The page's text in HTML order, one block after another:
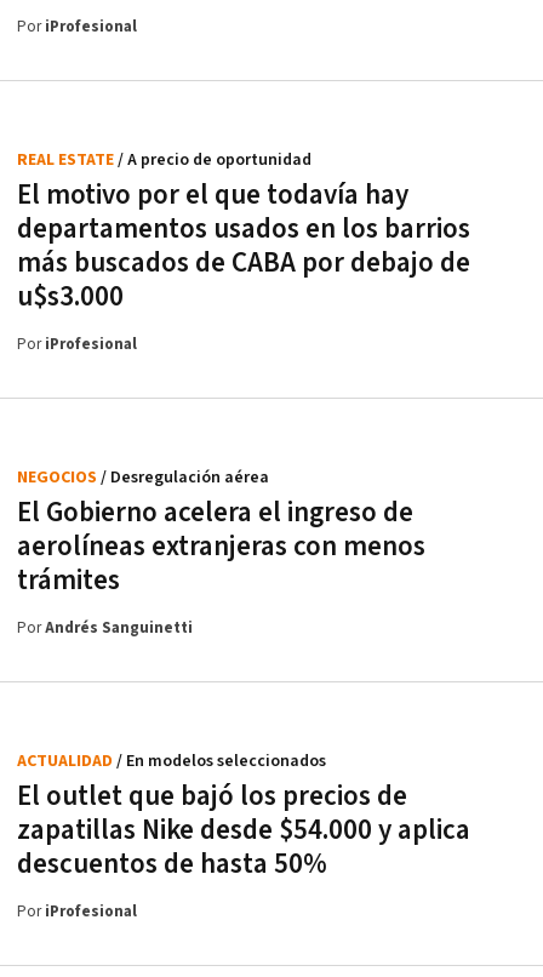
PoriProfesional
El motivo por el que todavía hay
departamentos usados en los barrios
más buscados de CABA por debajo de
u$s3.000
REAL ESTATE/ A precio de oportunidad
PoriProfesional
El Gobierno acelera el ingreso de
aerolíneas extranjeras con menos
trámites
NEGOCIOS / Desregulación aérea
PorAndrés Sanguinetti
El outlet que bajó los precios de
zapatillas Nike desde $54.000 y aplica
descuentos de hasta 50%
ACTUALIDAD / En modelos seleccionados
PoriProfesional